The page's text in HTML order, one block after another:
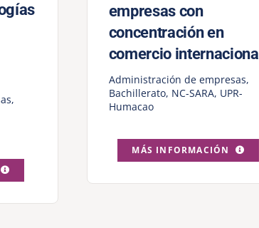
,
empresas con
concentración en
comercio internacional
Administración de empresas,
Bachillerato, NC-SARA, UPR-
Humacao
MÁS INFORMACIÓN